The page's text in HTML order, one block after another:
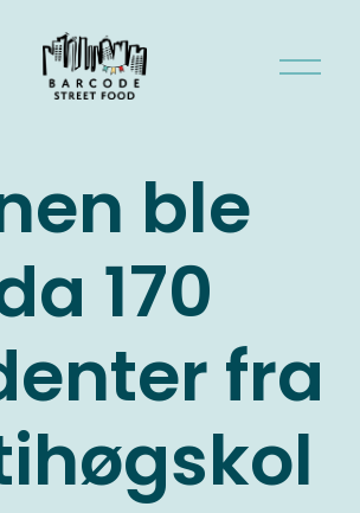
Å
ble
170
fra